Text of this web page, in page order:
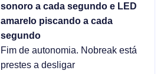
sonoro a cada segundo e LED
amarelo piscando a cada
segundo
Fim de autonomia. Nobreak está
prestes a desligar